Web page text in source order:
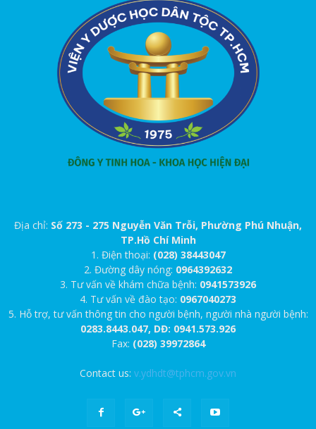
Địa chỉ: Số 273 - 275 Nguyễn Văn Trỗi, Phường Phú Nhuận,
TP.Hồ Chí Minh
1. Điện thoại: (028) 38443047
2. Đường dây nóng: 0964392632
3. Tư vấn về khám chữa bệnh: 0941573926
4. Tư vấn về đào tạo: 0967040273
5. Hỗ trợ, tư vấn thông tin cho người bệnh, người nhà người bệnh:
0283.8443.047, DĐ: 0941.573.926
Fax: (028) 39972864
Contact us: v.ydhdt@tphcm.gov.vn